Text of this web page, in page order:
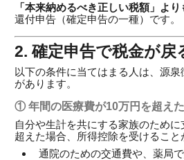
「本来納めるべき正しい税額」よ
還付申告（確定申告の一種）です。
2. 確定申告で税金が
以下の条件に当てはまる人は、源
があります。
① 年間の医療費が10万円を超えた
自分や生計を共にする家族のため
超えた場合、所得控除を受けること
通院のための交通費や、薬局